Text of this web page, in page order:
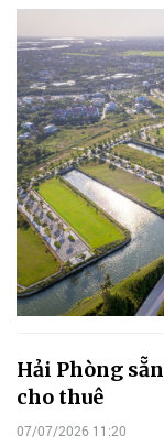
Hải Phòng
cho thuê
07/07/2026 11:20